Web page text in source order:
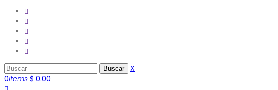
X
0Items $ 0.00